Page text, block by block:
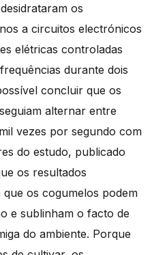
os
a circuitos electrónicos
elétricas controladas
durante dois
concluir que os
alternar entre
vezes por segundo com
do estudo, publicado
os resultados
os cogumelos podem
e sublinham o facto de
do ambiente. Porque